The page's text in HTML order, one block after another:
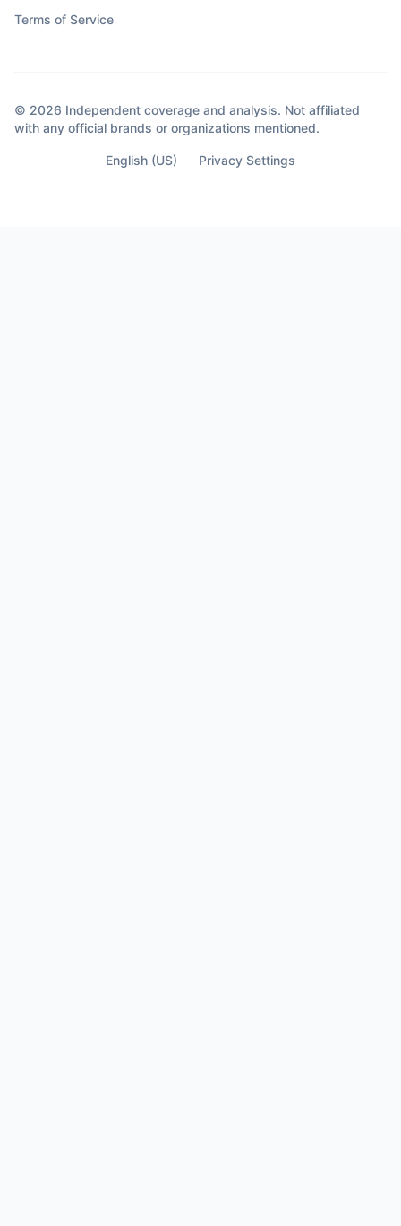
Terms of Service
© 2026 Independent coverage and analysis. Not affiliated
with any official brands or organizations mentioned.
English (US) Privacy Settings